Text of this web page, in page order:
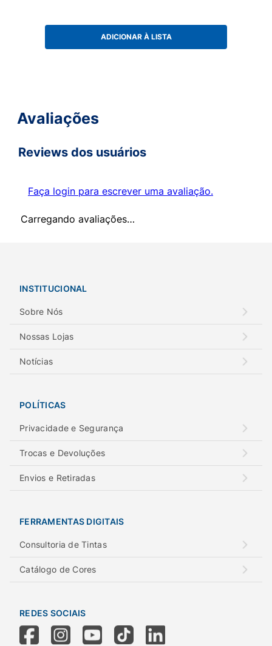
ADICIONAR À LISTA
Avaliações
Reviews dos usuários
Faça login para escrever uma avaliação.
Carregando avaliações…
INSTITUCIONAL
Sobre Nós
Nossas Lojas
Notícias
POLÍTICAS
Privacidade e Segurança
Trocas e Devoluções
Envios e Retiradas
FERRAMENTAS DIGITAIS
Consultoria de Tintas
Catálogo de Cores
REDES SOCIAIS